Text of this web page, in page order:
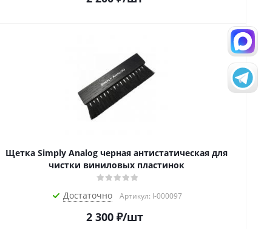
Щетка Simply Analog черная антистатическая для
чистки виниловых пластинок
Достаточно Артикул: I-000097
2 300₽/шт